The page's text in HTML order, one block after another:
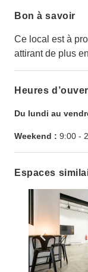
Bon à savoir
Ce local est à
attirant de plus
Heures
Du lundi au
Weekend : 9:00 -
Espaces
Show